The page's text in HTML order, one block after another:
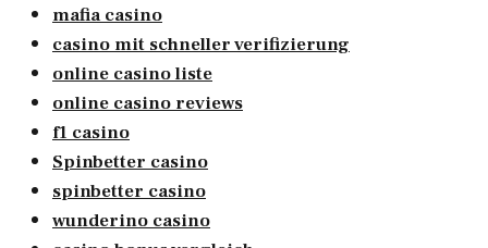
mafia casino
casino mit schneller verifizierung
online casino liste
online casino reviews
f1 casino
Spinbetter casino
spinbetter casino
wunderino casino